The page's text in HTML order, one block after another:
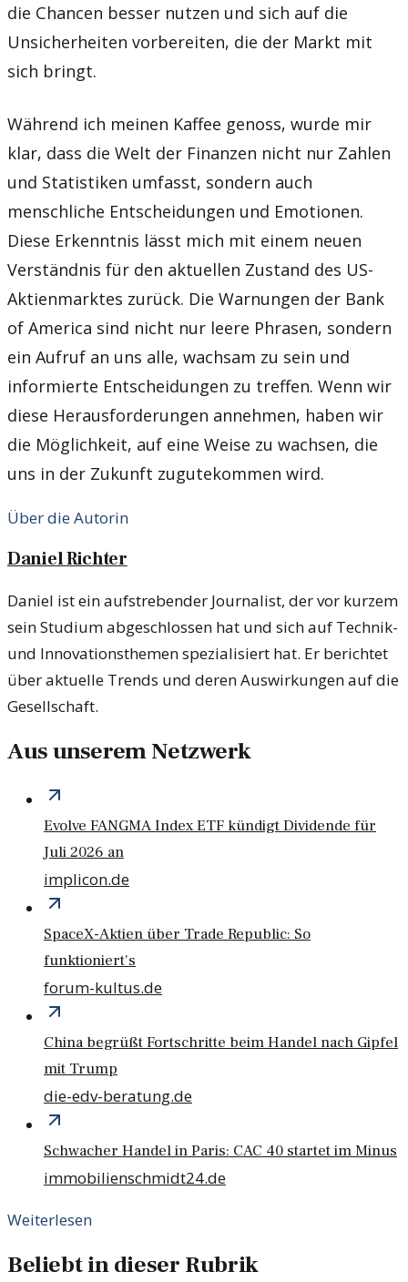
die Chancen besser nutzen und sich auf die
Unsicherheiten vorbereiten, die der Markt mit
sich bringt.
Während ich meinen Kaffee genoss, wurde mir
klar, dass die Welt der Finanzen nicht nur Zahlen
und Statistiken umfasst, sondern auch
menschliche Entscheidungen und Emotionen.
Diese Erkenntnis lässt mich mit einem neuen
Verständnis für den aktuellen Zustand des US-
Aktienmarktes zurück. Die Warnungen der Bank
of America sind nicht nur leere Phrasen, sondern
ein Aufruf an uns alle, wachsam zu sein und
informierte Entscheidungen zu treffen. Wenn wir
diese Herausforderungen annehmen, haben wir
die Möglichkeit, auf eine Weise zu wachsen, die
uns in der Zukunft zugutekommen wird.
Über die Autorin
Daniel Richter
Daniel ist ein aufstrebender Journalist, der vor kurzem
sein Studium abgeschlossen hat und sich auf Technik-
und Innovationsthemen spezialisiert hat. Er berichtet
über aktuelle Trends und deren Auswirkungen auf die
Gesellschaft.
Aus unserem Netzwerk
Evolve FANGMA Index ETF kündigt Dividende für
Juli 2026 an
implicon.de
SpaceX-Aktien über Trade Republic: So
funktioniert's
forum-kultus.de
China begrüßt Fortschritte beim Handel nach Gipfel
mit Trump
die-edv-beratung.de
Schwacher Handel in Paris: CAC 40 startet im Minus
immobilienschmidt24.de
Weiterlesen
Beliebt in dieser Rubrik